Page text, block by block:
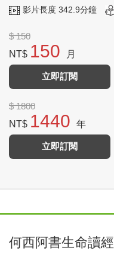
影片長度 342.9分鐘
$ 150
NT$ 150 月
立即訂閱
$ 1800
NT$ 1440 年
立即訂閱
何西阿書生命讀經